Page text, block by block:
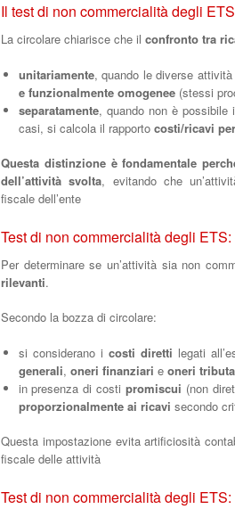
Il test di non commercialità degli
La circolare chiarisce che il confronto tra
unitariamente, quando le diverse
e funzionalmente omogenee(stessi
separatamente, quando non è possibile
casi, si calcola il rapporto costi/ricavi
Questa distinzione è fondamentale
dell’attività svolta, evitando che
fiscale dell’ente
Test di non commercialità degli
Per determinare se un’attività sia non
rilevanti.
Secondo la bozza di circolare:
si considerano i costi diretti legati
generali, oneri finanziari e oneri
in presenza di costipromiscui (non
proporzionalmente ai ricavi secondo
Questa impostazione evita artificiosità
fiscale delle attività
Test di non commercialità degli